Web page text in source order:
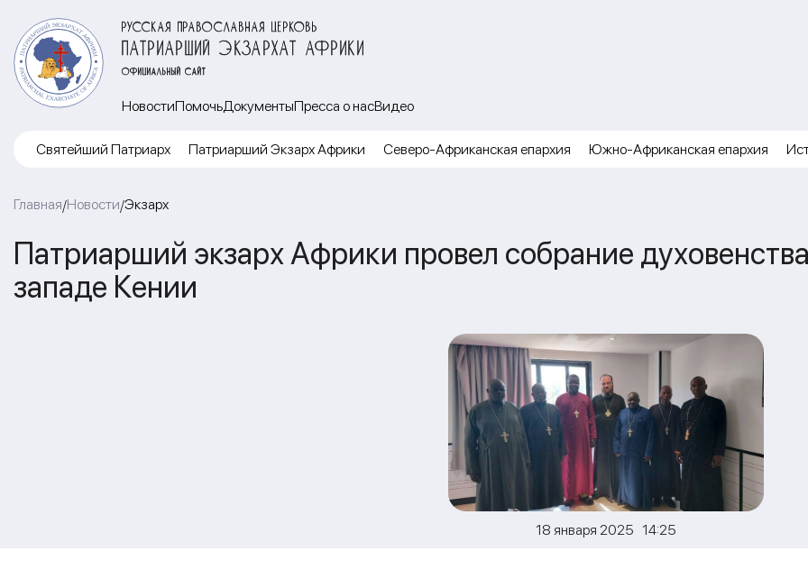
РУССКАЯ ПРАВОСЛАВНАЯ ЦЕРКОВЬ
ПАТРИАРШИЙ ЭКЗАРХАТ АФРИКИ
ОФИЦИАЛЬНЫЙ САЙТ
НовостиПомочьДокументыПресса о насВидео
Cвятейший Патриарх Патриарший Экзарх Африки Северо-Африканская епархия Южно-Африканская епархия
Главная/Новости/Экзарх
Патриарший экзарх Африки провел собрание
западе Кении
18 января 2025 14:25